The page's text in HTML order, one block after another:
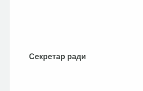
Секретар